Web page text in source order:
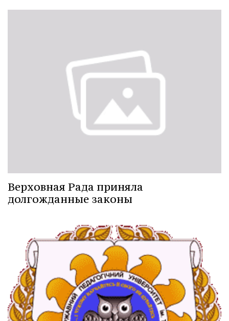
Верховная Рада приняла
долгожданные законы